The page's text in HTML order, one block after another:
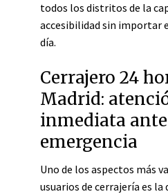
todos los distritos de la
accesibilidad sin importar
día.
Cerrajero 24
Madrid:
inmediata
emergencia
Uno de los aspectos más
usuarios de cerrajería es